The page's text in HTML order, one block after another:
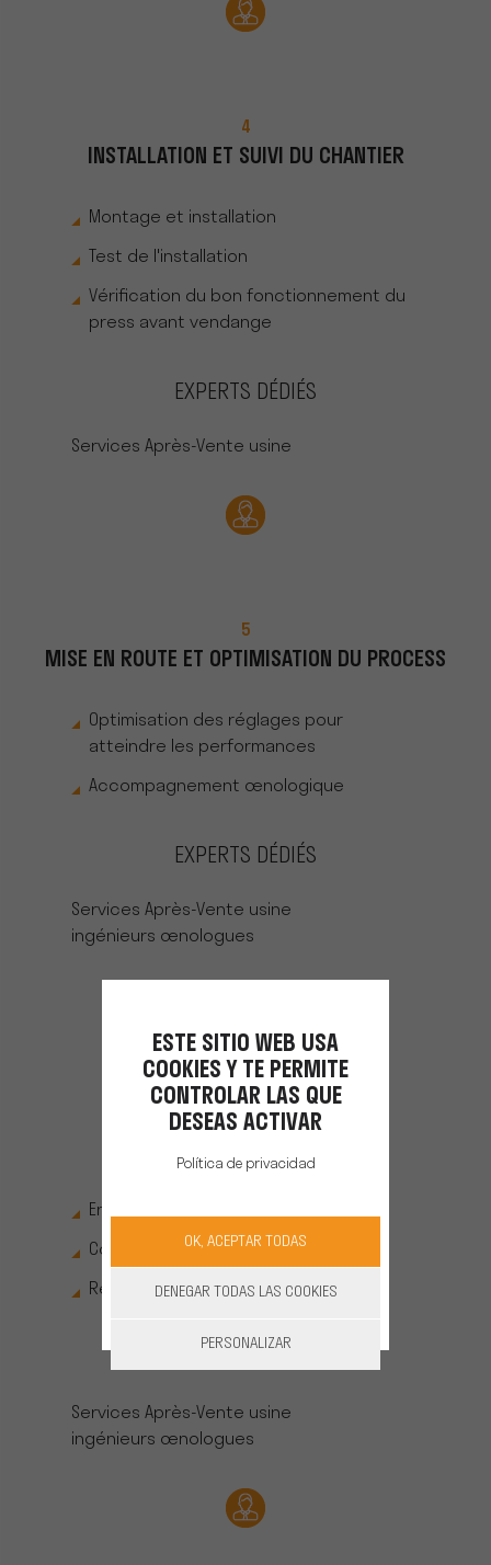
4
INSTALLATION ET SUIVI DU CHANTIER
Montage et installation
Test de l'installation
Vérification du bon fonctionnement du
press avant vendange
EXPERTS DÉDIÉS
Services Après-Vente usine
5
MISE EN ROUTE ET OPTIMISATION DU PROCESS
Optimisation des réglages pour
atteindre les performances
Accompagnement œnologique
EXPERTS DÉDIÉS
Services Après-Vente usine
ingénieurs œnologues
6
Entretiens préventifs
Contrats de maintenance
Réparations
Services Après-Vente usine
ingénieurs œnologues
ESTE SITIO WEB USA
COOKIES Y TE PERMITE
CONTROLAR LAS QUE
DESEAS ACTIVAR
Política de privacidad
OK, ACEPTAR TODAS
DENEGAR TODAS LAS COOKIES
PERSONALIZAR